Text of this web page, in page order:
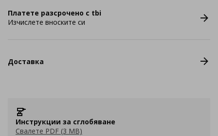
Платете разсрочено с tbi
Изчислете вноските си
Доставка
Инструкции за сглобяване
Свалете PDF (3 MB)